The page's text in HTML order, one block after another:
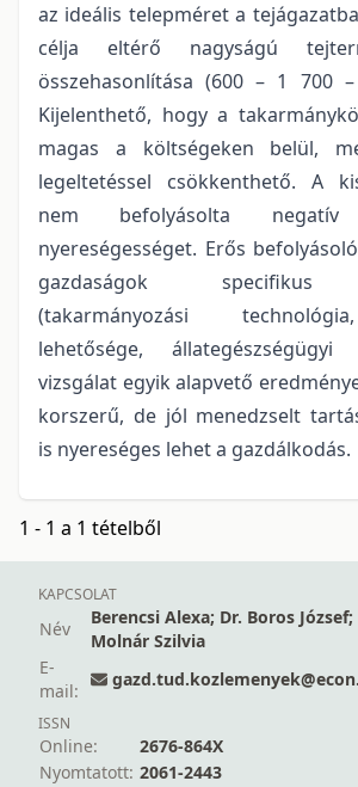
az ideális telepméret a
célja eltérő nagyságú
összehasonlítása (600 – 1 700
Kijelenthető, hogy a
magas a költségeken belül,
legeltetéssel csökkenthető. A
nem befolyásolta
nyereségességet. Erős
gazdaságok specifikus
(takarmányozási
lehetősége,
vizsgálat egyik alapvető
korszerű, de jól menedzselt
is nyereséges lehet a gazdálkodás.
1 - 1 a 1 tételből
KAPCSOLAT
Név
Berencsi Alexa; Dr. Boros
Molnár Szilvia
E-
mail:
ISSN
Online:
2676-864X
Nyomtatott: 2061-2443